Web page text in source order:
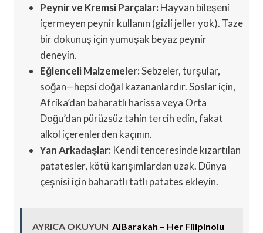
Peynir ve Kremsi Parçalar:Hayvan bileşeni
içermeyen peynir kullanın (gizli jeller yok). Taze
bir dokunuş için yumuşak beyaz peynir
deneyin.
Eğlenceli Malzemeler:Sebzeler, turşular,
soğan—hepsi doğal kazananlardır. Soslar için,
Afrika’dan baharatlı harissa veya Orta
Doğu’dan pürüzsüz tahin tercih edin, fakat
alkol içerenlerden kaçının.
Yan Arkadaşlar: Kendi tenceresinde kızartılan
patatesler, kötü karışımlardan uzak. Dünya
çeşnisi için baharatlı tatlı patates ekleyin.
AYRICA OKUYUN AlBarakah – Her Filipinolu